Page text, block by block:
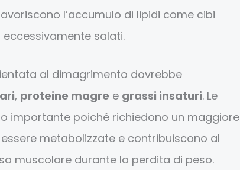
l’accumulo di lipidi come cibi
salati.
al dimagrimento dovrebbe
, proteine magre e grassi insaturi. Le
importante poiché richiedono un maggiore
metabolizzate e contribuiscono al
muscolare durante la perdita di peso.